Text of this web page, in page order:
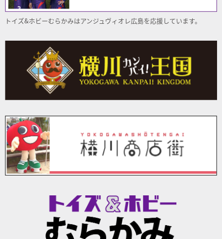
トイズ&ホビーむらかみはアンジュヴィオレ広島を応援しています。